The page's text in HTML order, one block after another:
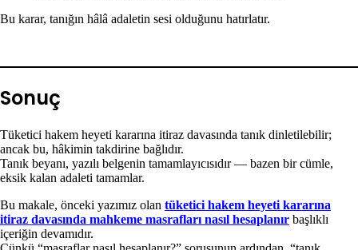
Bu karar, tanığın hâlâ adaletin sesi olduğunu hatırlatır.
Sonuç
Tüketici hakem heyeti kararına itiraz davasında tanık dinletilebilir;
ancak bu, hâkimin takdirine bağlıdır.
Tanık beyanı, yazılı belgenin tamamlayıcısıdır — bazen bir cümle,
eksik kalan adaleti tamamlar.
Bu makale, önceki yazımız olan tüketici hakem heyeti kararına
itiraz davasında mahkeme masrafları nasıl hesaplanır başlıklı
içeriğin devamıdır.